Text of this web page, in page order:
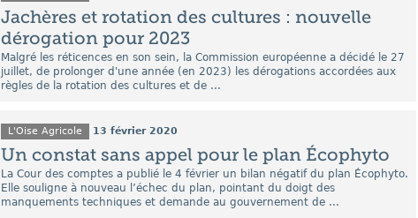
Jachères et rotation des cultures : nouvelle
dérogation pour 2023
Malgré les réticences en son sein, la Commission européenne a décidé le 27
juillet, de prolonger d'une année (en 2023) les dérogations accordées aux
règles de la rotation des cultures et de ...
L'Oise Agricole 13 février 2020
Un constat sans appel pour le plan Écophyto
La Cour des comptes a publié le 4 février un bilan négatif du plan Écophyto.
Elle souligne à nouveau l’échec du plan, pointant du doigt des
manquements techniques et demande au gouvernement de ...